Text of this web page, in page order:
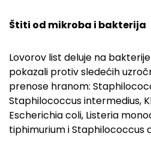
Štiti od mikroba i bakterija
Lovorov list deluje na
pokazali protiv sledećih
prenose hranom:
Staphilococcus intermedius,
Escherichia coli, Listeria
tiphimurium i Staphilococcus